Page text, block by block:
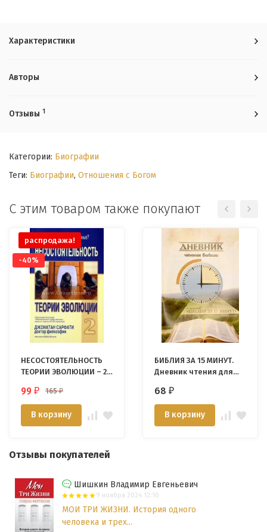
Характеристики
Авторы
Отзывы 1
Категории: Биографии
Теги: Биографии, Отношения с Богом
С этим товаром также покупают
распродажа!
-40%
НЕСОСТОЯТЕЛЬНОСТЬ
ТЕОРИИ ЭВОЛЮЦИИ – 2.
ученые? Джонатан
Сарфати
99 ₽ 165₽
В корзину
БИБЛИЯ ЗА 15 МИНУТ.
Дневник чтения для
68 ₽
В корзину
Отзывы покупателей
Шишкин Владимир Евгеньевич
9 ноября 2024 12:10
МОИ ТРИ ЖИЗНИ. История одного
человека и трех...